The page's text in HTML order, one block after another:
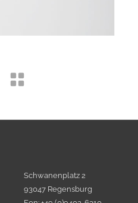
Schwanenplatz 2
93047 Regensburg